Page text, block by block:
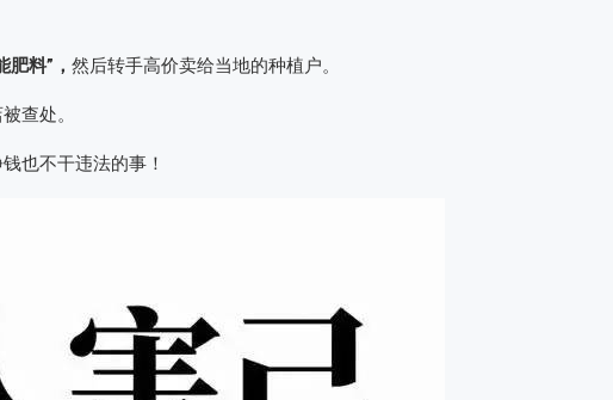
料”， 然后转手高价卖给当地的种植户。
查处。
也不干违法的事！